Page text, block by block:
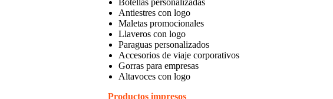
Botellas personalizadas
Antiestres con logo
Maletas promocionales
Llaveros con logo
Paraguas personalizados
Accesorios de viaje corporativos
Gorras para empresas
Altavoces con logo
Productos impresos